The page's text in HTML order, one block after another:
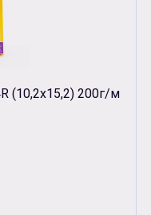
(10,2х15,2) 200г/м